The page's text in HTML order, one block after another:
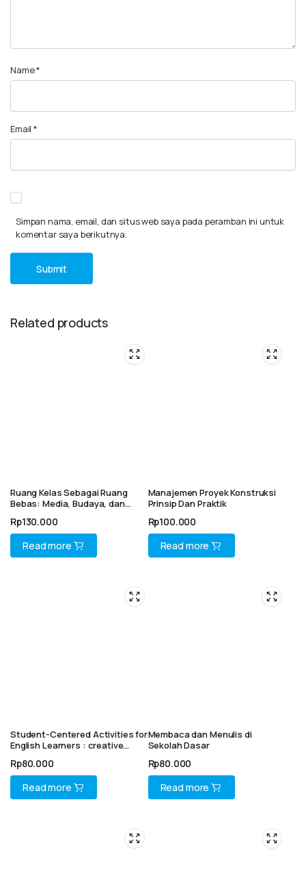
Name*
Email*
Simpan nama, email, dan situs web saya pada peramban ini untuk
komentar saya berikutnya.
Related products
Ruang Kelas Sebagai Ruang
Bebas: Media, Budaya, dan
Pendidikan Abad 21 (sebuah
bunga rampai)
Rp130.000
Read more
Manajemen Proyek Konstruksi
Prinsip Dan Praktik
Rp100.000
Read more
Student-Centered Activities for
English Learners : creative
Rp80.000
Read more
Membaca dan Menulis di
Sekolah Dasar
Rp80.000
Read more